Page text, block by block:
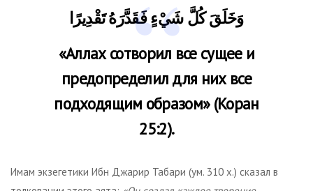
وَخَلَقَ كُلَّ شَيْءٍ فَقَدَّرَهُ تَقْدِيرًا
«Аллах сотворил все сущее и
предопределил для них все
подходящим образом»(Коран
25:2).
Имам экзегетики Ибн Джарир Табари (ум. 310 х.) сказал в